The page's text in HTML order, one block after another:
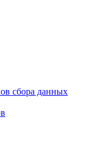
сбора данных